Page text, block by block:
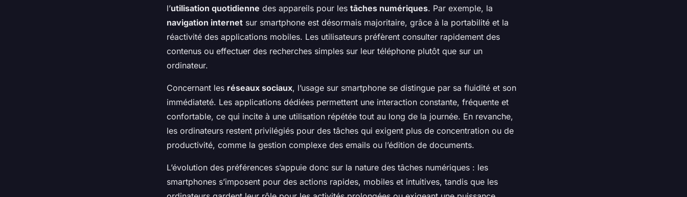
l’utilisation quotidienne des appareils pour les tâches numériques. Par exemple, la
navigation internet sur smartphone est désormais majoritaire, grâce à la portabilité et la
réactivité des applications mobiles. Les utilisateurs préfèrent consulter rapidement des
contenus ou effectuer des recherches simples sur leur téléphone plutôt que sur un
ordinateur.
Concernant les réseaux sociaux, l’usage sur smartphone se distingue par sa fluidité et son
immédiateté. Les applications dédiées permettent une interaction constante, fréquente et
confortable, ce qui incite à une utilisation répétée tout au long de la journée. En revanche,
les ordinateurs restent privilégiés pour des tâches qui exigent plus de concentration ou de
productivité, comme la gestion complexe des emails ou l’édition de documents.
L’évolution des préférences s’appuie donc sur la nature des tâches numériques : les
smartphones s’imposent pour des actions rapides, mobiles et intuitives, tandis que les